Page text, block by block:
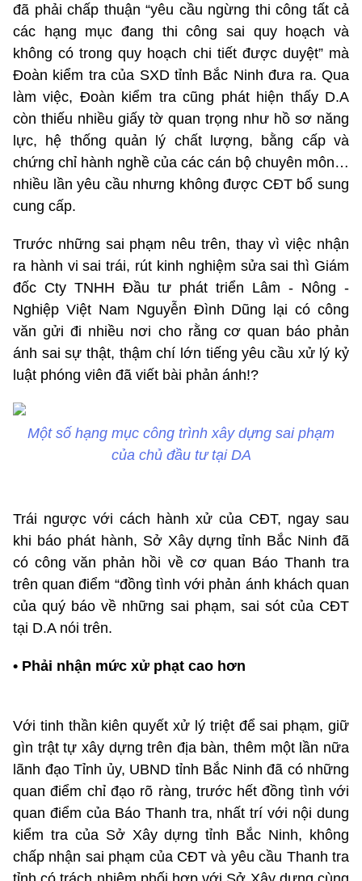
đã phải chấp thuận “yêu cầu ngừng thi công tất cả
các hạng mục đang thi công sai quy hoạch và
không có trong quy hoạch chi tiết được duyệt” mà
Đoàn kiểm tra của SXD tỉnh Bắc Ninh đưa ra. Qua
làm việc, Đoàn kiểm tra cũng phát hiện thấy D.A
còn thiếu nhiều giấy tờ quan trọng như hồ sơ năng
lực, hệ thống quản lý chất lượng, bằng cấp và
chứng chỉ hành nghề của các cán bộ chuyên môn…
nhiều lần yêu cầu nhưng không được CĐT bổ sung
cung cấp.
Trước những sai phạm nêu trên, thay vì việc nhận
ra hành vi sai trái, rút kinh nghiệm sửa sai thì Giám
đốc Cty TNHH Đầu tư phát triển Lâm - Nông -
Nghiệp Việt Nam Nguyễn Đình Dũng lại có công
văn gửi đi nhiều nơi cho rằng cơ quan báo phản
ánh sai sự thật, thậm chí lớn tiếng yêu cầu xử lý kỷ
luật phóng viên đã viết bài phản ánh!?
Một số hạng mục công trình xây dựng sai phạm
của chủ đầu tư tại DA
Trái ngược với cách hành xử của CĐT, ngay sau
khi báo phát hành, Sở Xây dựng tỉnh Bắc Ninh đã
có công văn phản hồi về cơ quan Báo Thanh tra
trên quan điểm “đồng tình với phản ánh khách quan
của quý báo về những sai phạm, sai sót của CĐT
tại D.A nói trên.
• Phải nhận mức xử phạt cao hơn
Với tinh thần kiên quyết xử lý triệt để sai phạm, giữ
gìn trật tự xây dựng trên địa bàn, thêm một lần nữa
lãnh đạo Tỉnh ủy, UBND tỉnh Bắc Ninh đã có những
quan điểm chỉ đạo rõ ràng, trước hết đồng tình với
quan điểm của Báo Thanh tra, nhất trí với nội dung
kiểm tra của Sở Xây dựng tỉnh Bắc Ninh, không
chấp nhận sai phạm của CĐT và yêu cầu Thanh tra